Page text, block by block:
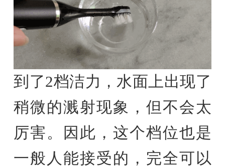
到了2档洁力，水面上出现了
稍微的溅射现象，但不会太
厉害。因此，这个档位也是
一般人能接受的，完全可以